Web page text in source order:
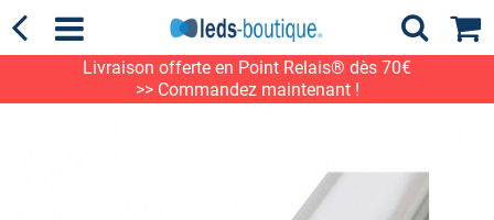
Livraison offerte en Point Relais® dès 70€
>> Commandez maintenant !